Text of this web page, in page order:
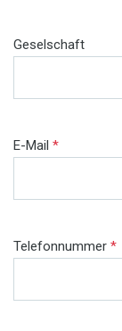
Geselschaft
E-Mail *
Telefonnummer *